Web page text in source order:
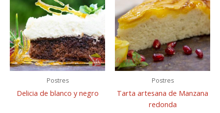
Postres
Delicia de blanco y negro
Postres
Tarta artesana de Manzana
redonda